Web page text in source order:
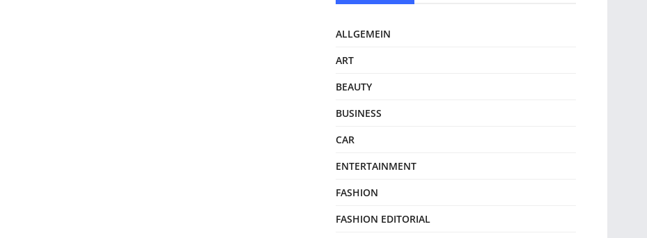
ALLGEMEIN
ART
BEAUTY
BUSINESS
CAR
ENTERTAINMENT
FASHION
FASHION EDITORIAL